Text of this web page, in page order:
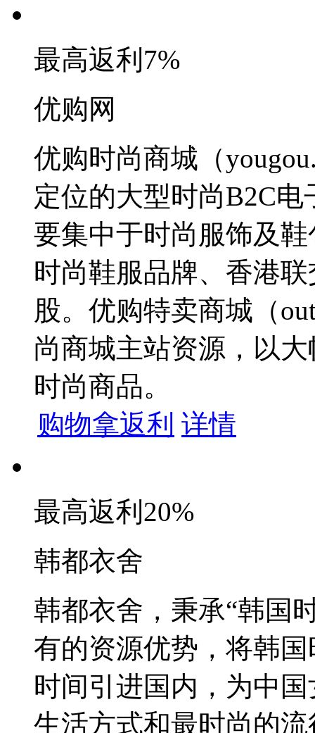
最高返利 7%
优购网
优购时尚商城（
定位的大型时尚B2C
要集中于时尚服饰及
时尚鞋服品牌、香港
股。优购特卖商城（
尚商城主站资源，以
时尚商品。
购物拿返利 详情
最高返利 20%
韩都衣舍
韩都衣舍，秉承“韩国
有的资源优势，将韩
时间引进国内，为中
生活方式和最时尚的